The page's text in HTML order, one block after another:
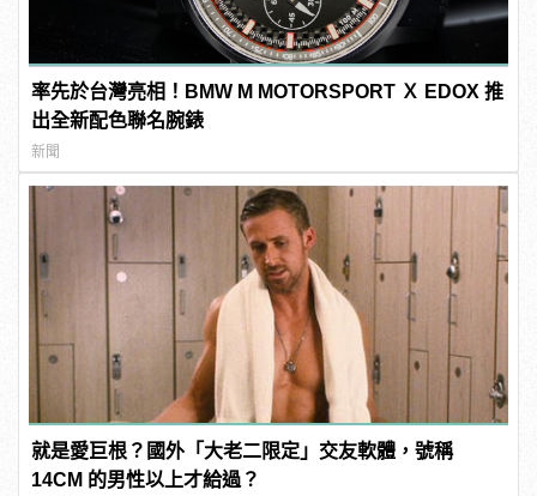
率先於台灣亮相！BMW M MOTORSPORT Ｘ EDOX 推
出全新配色聯名腕錶
新聞
就是愛巨根？國外「大老二限定」交友軟體，號稱
14CM 的男性以上才給過？